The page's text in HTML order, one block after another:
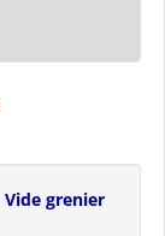
Vide grenier